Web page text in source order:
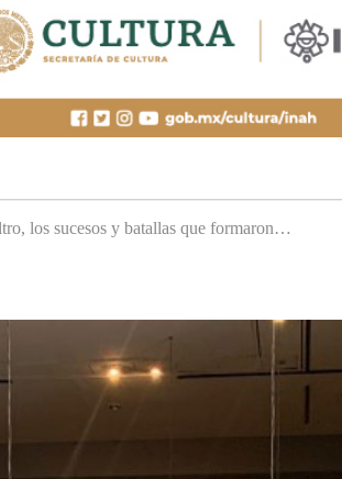
los sucesos y batallas que formaron…